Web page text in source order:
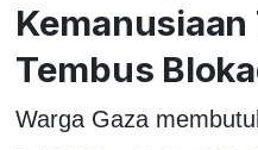
Tembus
Warga Gaza